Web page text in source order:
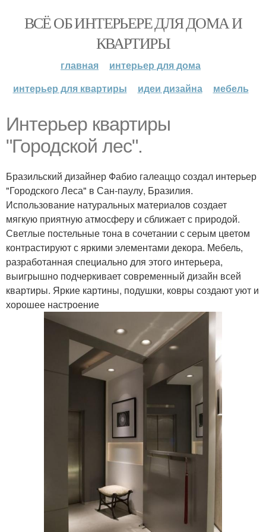
ВСЁ ОБ ИНТЕРЬЕРЕ ДЛЯ ДОМА И
КВАРТИРЫ
главная
интерьер для дома
интерьер для квартиры
идеи дизайна мебель
Интерьер квартиры
"Городской лес".
Бразильский дизайнер Фабио галеаццо создал интерьер
"Городского Леса" в Сан-паулу, Бразилия.
Использование натуральных материалов создает
мягкую приятную атмосферу и сближает с природой.
Светлые постельные тона в сочетании с серым цветом
контрастируют с яркими элементами декора. Мебель,
разработанная специально для этого интерьера,
выигрышно подчеркивает современный дизайн всей
квартиры. Яркие картины, подушки, ковры создают уют и
хорошее настроение